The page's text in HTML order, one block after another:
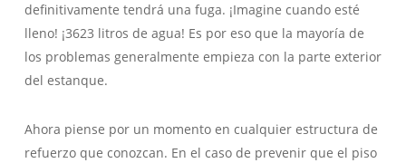
definitivamente tendrá una fuga. ¡Imagine cuando esté
lleno! ¡3623 litros de agua! Es por eso que la mayoría de
los problemas generalmente empieza con la parte exterior
del estanque.
Ahora piense por un momento en cualquier estructura de
refuerzo que conozcan. En el caso de prevenir que el piso